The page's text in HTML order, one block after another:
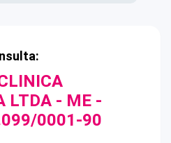
LTDA - ME -
0001-90